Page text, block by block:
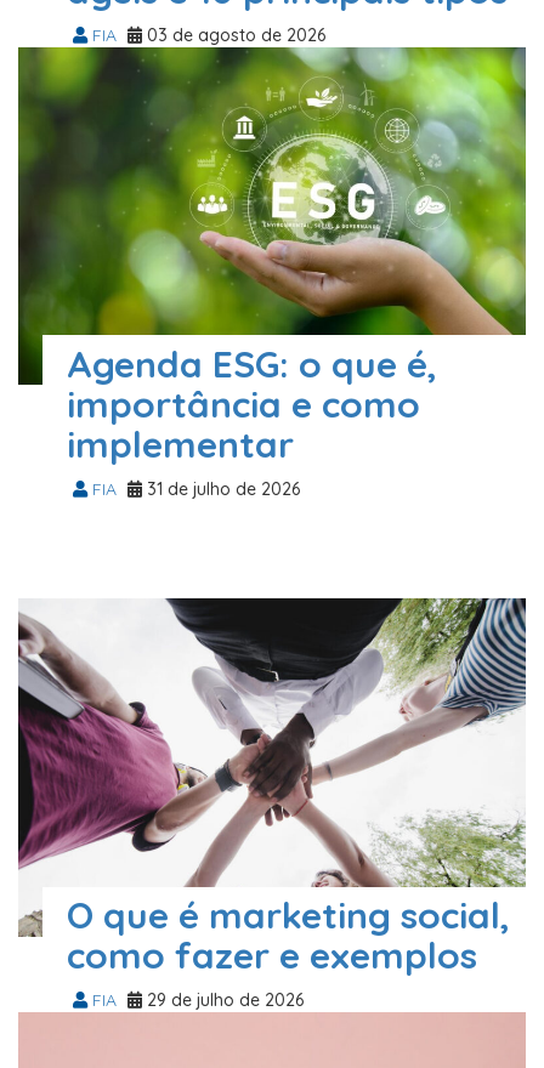
FIA 03 de agosto de 2026
Agenda ESG: o que é,
importância e como
implementar
FIA 31 de julho de 2026
O que é marketing social,
como fazer e exemplos
FIA 29 de julho de 2026